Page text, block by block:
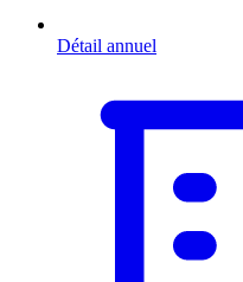
Détail annuel